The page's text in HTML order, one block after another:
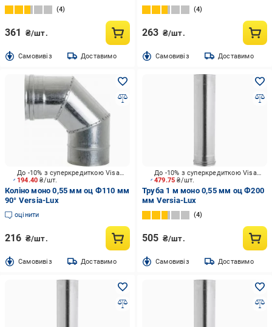
4
361 ₴/шт.
Cамовивіз Доставимо
4
263 ₴/шт.
Cамовивіз Доставимо
194.40₴/шт.
До -10% з суперкредиткою Visa Вигода
Коліно моно 0,55 мм оц Ф110 мм
90° Versia-Lux
оцінити
216 ₴/шт.
Cамовивіз Доставимо
479.75₴/шт.
До -10% з суперкредиткою Visa Вигода
Труба 1 м моно 0,55 мм оц Ф200
мм Versia-Lux
4
505 ₴/шт.
Cамовивіз Доставимо